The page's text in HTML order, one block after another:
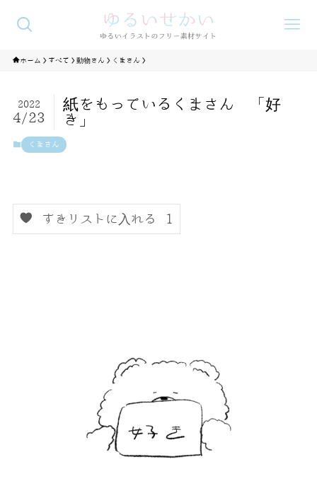
ホーム すべて 動物さん くまさん
紙をもっているくまさん 「好
き」
2022
4/23
くまさん
すきリストに入れる 1